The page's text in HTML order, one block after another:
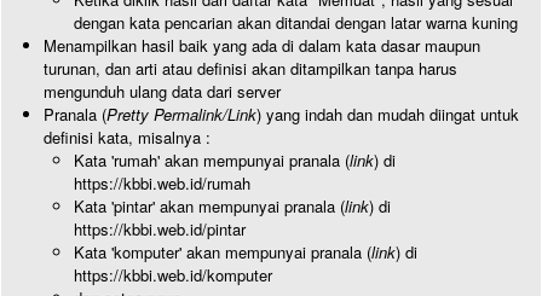
dengan kata pencarian akan ditandai dengan latar warna kuning
Menampilkan hasil baik yang ada di dalam kata dasar maupun
turunan, dan arti atau definisi akan ditampilkan tanpa harus
mengunduh ulang data dari server
Pranala (Pretty Permalink/Link) yang indah dan mudah diingat untuk
definisi kata, misalnya :
Kata 'rumah' akan mempunyai pranala (link) di
https://kbbi.web.id/rumah
Kata 'pintar' akan mempunyai pranala (link) di
https://kbbi.web.id/pintar
Kata 'komputer' akan mempunyai pranala (link) di
https://kbbi.web.id/komputer